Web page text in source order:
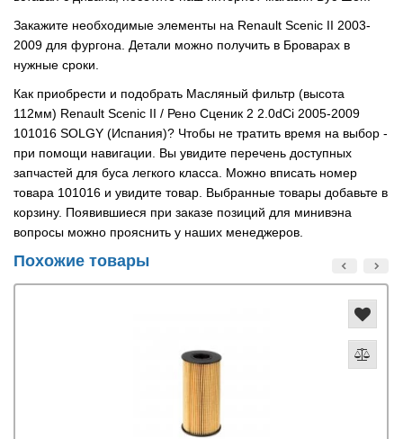
Закажите необходимые элементы на Renault Scenic II 2003-
2009 для фургона. Детали можно получить в Броварах в
нужные сроки.
Как приобрести и подобрать Масляный фильтр (высота
112мм) Renault Scenic II / Рено Сценик 2 2.0dCi 2005-2009
101016 SOLGY (Испания)? Чтобы не тратить время на выбор -
при помощи навигации. Вы увидите перечень доступных
запчастей для буса легкого класса. Можно вписать номер
товара 101016 и увидите товар. Выбранные товары добавьте в
корзину. Появившиеся при заказе позиций для минивэна
вопросы можно прояснить у наших менеджеров.
Похожие товары